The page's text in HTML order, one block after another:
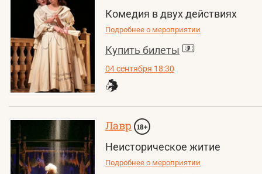
Комедия в двух действиях
Подробнее о мероприятии
Купить билеты
04 сентября 18:30
Лавр 18+
Неисторическое житие
Подробнее о мероприятии